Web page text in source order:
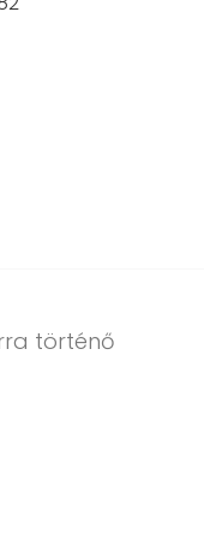
történő